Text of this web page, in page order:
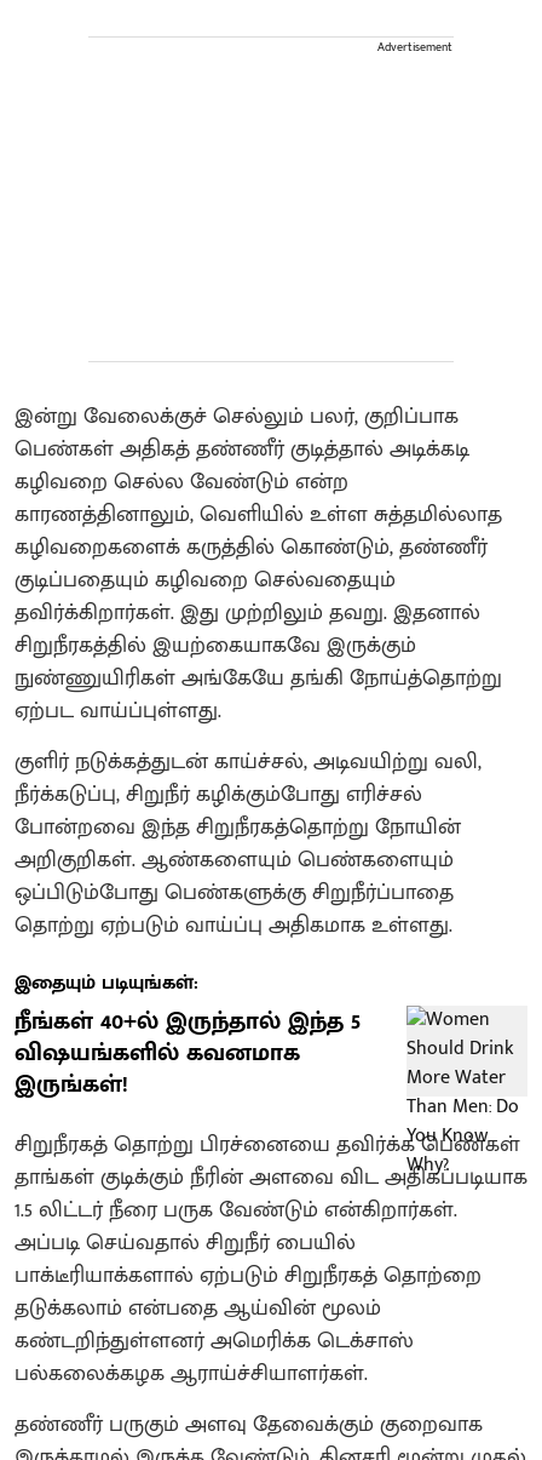
Advertisement
இன்று வேலைக்குச் செல்லும் பலர், குறிப்பாக
பெண்கள் அதிகத் தண்ணீர் குடித்தால் அடிக்கடி
கழிவறை செல்ல வேண்டும் என்ற
காரணத்தினாலும், வெளியில் உள்ள சுத்தமில்லாத
கழிவறைகளைக் கருத்தில் கொண்டும், தண்ணீர்
குடிப்பதையும் கழிவறை செல்வதையும்
தவிர்க்கிறார்கள். இது முற்றிலும் தவறு. இதனால்
சிறுநீரகத்தில் இயற்கையாகவே இருக்கும்
நுண்ணுயிரிகள் அங்கேயே தங்கி நோய்த்தொற்று
ஏற்பட வாய்ப்புள்ளது.
குளிர் நடுக்கத்துடன் காய்ச்சல், அடிவயிற்று வலி,
நீர்க்கடுப்பு, சிறுநீர் கழிக்கும்போது எரிச்சல்
போன்றவை இந்த சிறுநீரகத்தொற்று நோயின்
அறிகுறிகள். ஆண்களையும் பெண்களையும்
ஒப்பிடும்போது பெண்களுக்கு சிறுநீர்ப்பாதை
தொற்று ஏற்படும் வாய்ப்பு அதிகமாக உள்ளது.
இதையும் படியுங்கள்:
நீங்கள் 40+ல் இருந்தால் இந்த 5
விஷயங்களில் கவனமாக
இருங்கள்!
சிறுநீரகத் தொற்று பிரச்னையை தவிர்க்க பெண்கள்
தாங்கள் குடிக்கும் நீரின் அளவை விட அதிகப்படியாக
1.5 லிட்டர் நீரை பருக வேண்டும் என்கிறார்கள்.
அப்படி செய்வதால் சிறுநீர் பையில்
பாக்டீரியாக்களால் ஏற்படும் சிறுநீரகத் தொற்றை
தடுக்கலாம் என்பதை ஆய்வின் மூலம்
கண்டறிந்துள்ளனர் அமெரிக்க டெக்சாஸ்
பல்கலைக்கழக ஆராய்ச்சியாளர்கள்.
தண்ணீர் பருகும் அளவு தேவைக்கும் குறைவாக